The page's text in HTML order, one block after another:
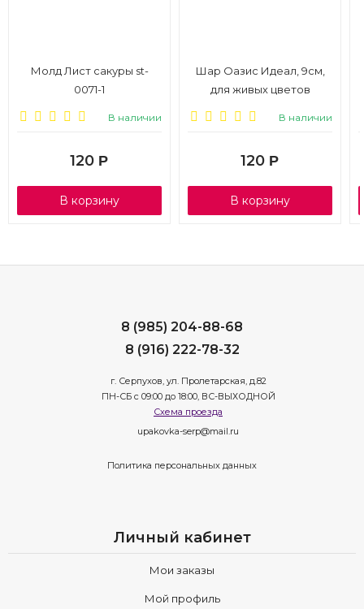
Молд Лист сакуры st-
0071-1
В наличии
120 Р
В корзину
Шар Оазис Идеал, 9см,
для живых цветов
В наличии
120 Р
В корзину
8 (985) 204-88-68
8 (916) 222-78-32
г. Серпухов, ул. Пролетарская, д.82
ПН-СБ с 09:00 до 18:00, ВС-ВЫХОДНОЙ
Схема проезда
upakovka-serp@mail.ru
Политика персональных данных
Личный кабинет
Мои заказы
Мой профиль